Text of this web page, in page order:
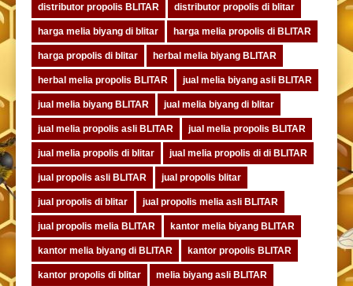
distributor propolis BLITAR distributor propolis di blitar
harga melia biyang di blitar harga melia propolis di BLITAR
harga propolis di blitar herbal melia biyang BLITAR
herbal melia propolis BLITAR jual melia biyang asli BLITAR
jual melia biyang BLITAR jual melia biyang di blitar
jual melia propolis asli BLITAR jual melia propolis BLITAR
jual melia propolis di blitar jual melia propolis di di BLITAR
jual propolis asli BLITAR jual propolis blitar
jual propolis di blitar jual propolis melia asli BLITAR
jual propolis melia BLITAR kantor melia biyang BLITAR
kantor melia biyang di BLITAR kantor propolis BLITAR
kantor propolis di blitar melia biyang asli BLITAR